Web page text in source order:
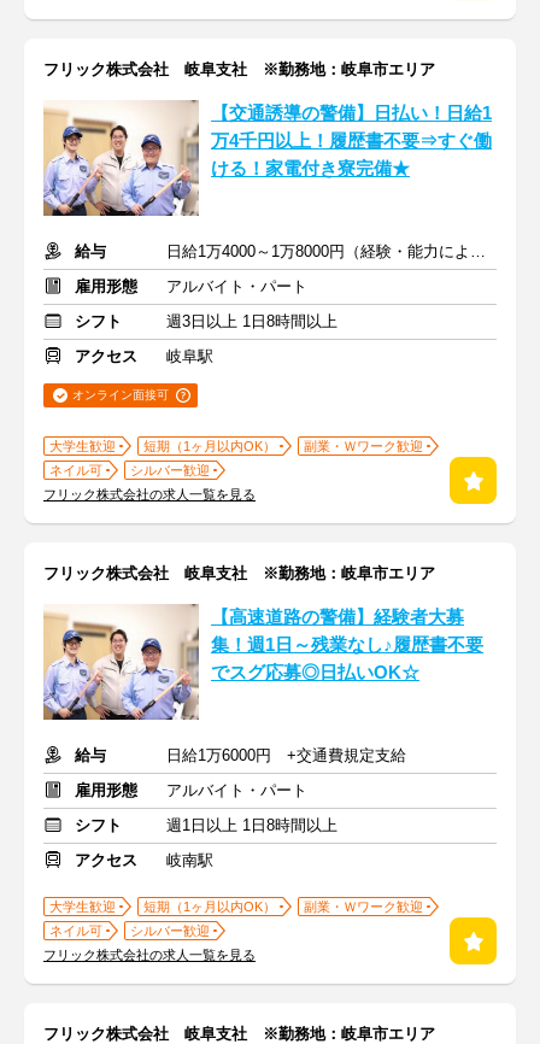
フリック株式会社 岐阜支社 ※勤務地：岐阜市エリア
【交通誘導の警備】日払い！日給1
万4千円以上！履歴書不要⇒すぐ働
ける！家電付き寮完備★
給与
日給1万4000～1万8000円（経験・能力による）
雇用形態
アルバイト・パート
シフト
週3日以上 1日8時間以上
アクセス
岐阜駅
オンライン面接可
大学生歓迎 短期（1ヶ月以内OK）
副業・Ｗワーク歓迎
ネイル可
シルバー歓迎
フリック株式会社の求人一覧を見る
フリック株式会社 岐阜支社 ※勤務地：岐阜市エリア
【高速道路の警備】経験者大募
集！週1日～残業なし♪履歴書不要
でスグ応募◎日払いOK☆
給与
日給1万6000円 +交通費規定支給
雇用形態
アルバイト・パート
シフト
週1日以上 1日8時間以上
アクセス
岐南駅
大学生歓迎 短期（1ヶ月以内OK）
副業・Ｗワーク歓迎
ネイル可
シルバー歓迎
フリック株式会社の求人一覧を見る
フリック株式会社 岐阜支社 ※勤務地：岐阜市エリア